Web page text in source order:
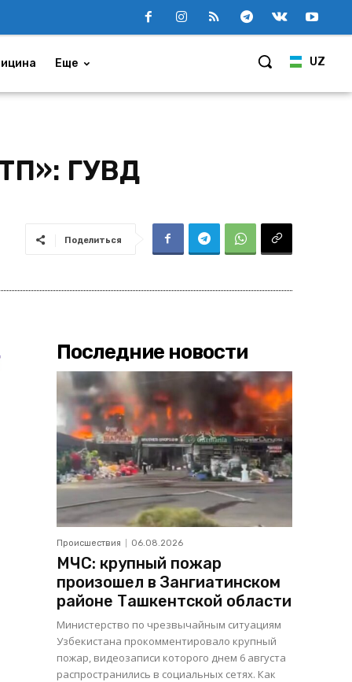
UZ
Еще
ГУВД
Поделиться
Последние новости
Происшествия 06.08.2026
МЧС: крупный пожар
произошел в Зангиатинском
районе Ташкентской области
Министерство по чрезвычайным ситуациям
Узбекистана прокомментировало крупный
пожар, видеозаписи которого днем 6 августа
распространились в социальных сетях. Как